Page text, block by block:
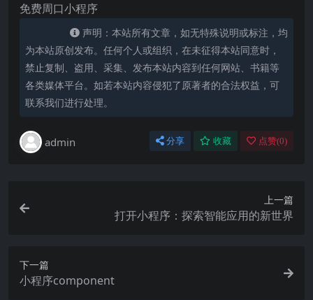
免费周口小程序
声明：本站所有文章，如无特殊说明或标注，均
为本站原创发布。任何个人或组织，在未征得本站同意时，
禁止复制、盗用、采集、发布本站内容到任何网站、书籍等
各类媒体平台。如若本站内容侵犯了原著者的合法权益，可
联系我们进行处理。
admin 分享 收藏 点赞(0)
上一篇
打开小程序：探索智能应用的新世界
下一篇
小程序component